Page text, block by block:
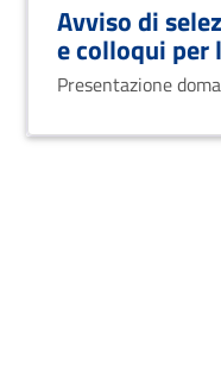
Avviso di
e colloqui per
dell’incarico
strategico
progetto
Presentazione